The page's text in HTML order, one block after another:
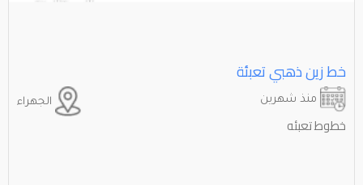
خط زين ذهبي تعبئة
الجهراء منذ شهرين
خطوط تعبئه